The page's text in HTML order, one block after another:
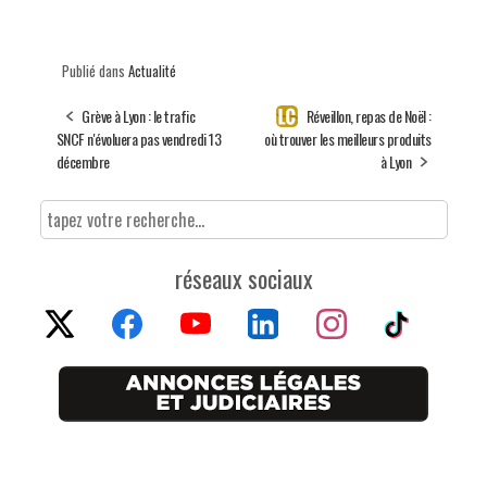
Publié dans Actualité
Grève à Lyon : le trafic
SNCF n'évoluera pas vendredi 13
décembre
Réveillon, repas de Noël :
où trouver les meilleurs produits
à Lyon
réseaux sociaux